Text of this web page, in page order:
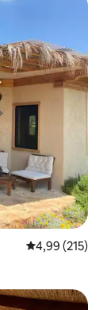
Évaluation
4,99 (215)